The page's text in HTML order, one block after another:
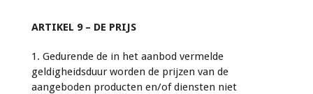
ARTIKEL 9 – DE PRIJS
1. Gedurende de in het aanbod vermelde
geldigheidsduur worden de prijzen van de
aangeboden producten en/of diensten niet